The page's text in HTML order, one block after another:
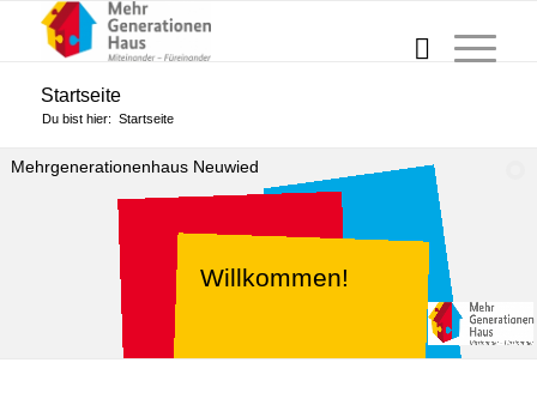
Startseite
Du bist hier: Startseite
Mehrgenerationenhaus Neuwied
Willkommen!